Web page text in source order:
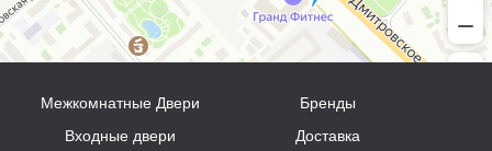
Межкомнатные Двери
Входные двери
Бренды
Доставка